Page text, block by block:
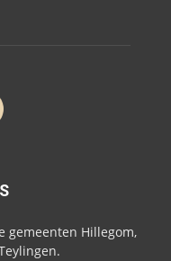
gemeenten Hillegom,